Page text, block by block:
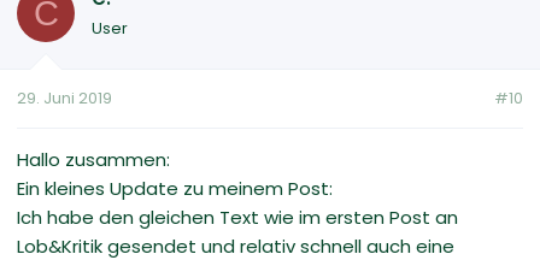
C User
29. Juni 2019 #10
Hallo zusammen:
Ein kleines Update zu meinem Post:
Ich habe den gleichen Text wie im ersten Post an
Lob&Kritik gesendet und relativ schnell auch eine